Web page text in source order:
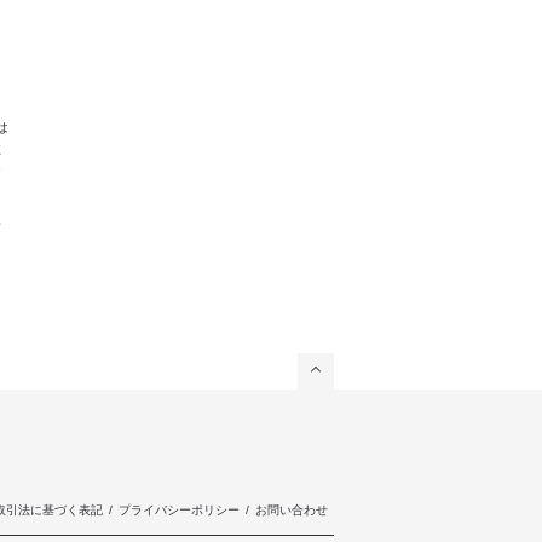
引法に基づく表記 / プライバシーポリシー / お問い合わせ